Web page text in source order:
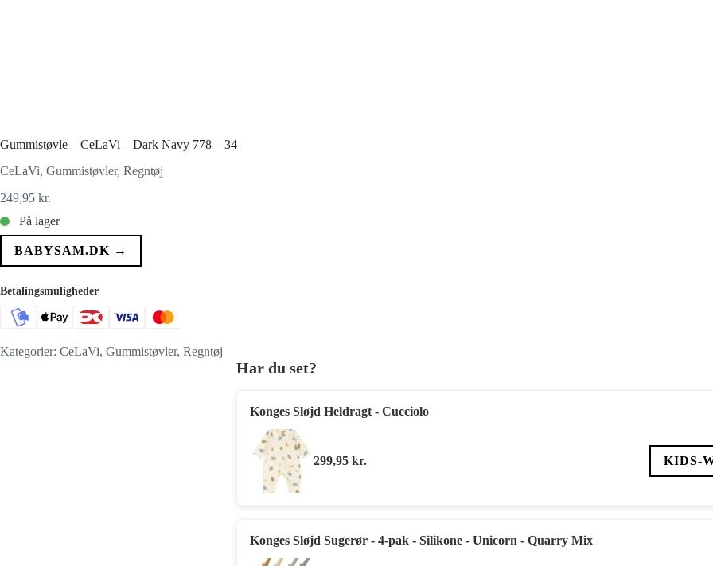
Gummistøvle – CeLaVi – Dark Navy 778 – 34
CeLaVi, Gummistøvler, Regntøj
249,95 kr.
På lager
BABYSAM.DK →
Betalingsmuligheder
Kategorier: CeLaVi, Gummistøvler, Regntøj
Har du set?
Konges Sløjd Heldragt - Cucciolo
299,95 kr. KIDS-
Konges Sløjd Sugerør - 4-pak - Silikone - Unicorn - Quarry Mix